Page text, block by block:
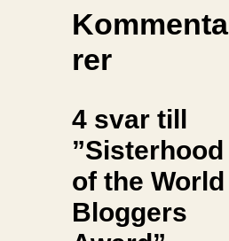
Kommenta
rer
4 svar till
”Sisterhood
of the World
Bloggers